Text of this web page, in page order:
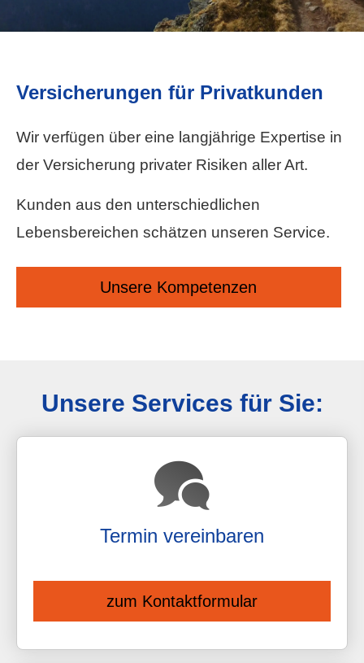
Versicherungen für Privatkunden
Wir verfügen über eine langjährige Expertise in
der Versicherung privater Risiken aller Art.
Kunden aus den unterschiedlichen
Lebensbereichen schätzen unseren Service.
Unsere Kompetenzen
Unsere Services für Sie:
Termin ver­ein­baren
zum Kontaktformular